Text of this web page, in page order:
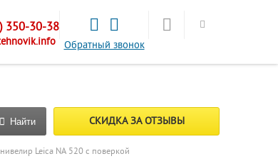
Обратный звонок
350-30-38
Найти СКИДКА ЗА ОТЗЫВЫ
Leica NA 520 с поверкой